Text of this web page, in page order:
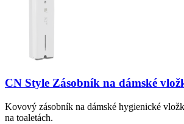
CN Style Zásobník na dámské
Kovový zásobník na dámské hygienické
na toaletách.